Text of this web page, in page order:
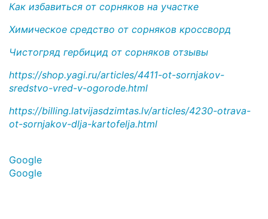
Как избавиться от сорняков на участке
Химическое средство от сорняков кроссворд
Чистогряд гербицид от сорняков отзывы
https://shop.yagi.ru/articles/4411-ot-sornjakov-
sredstvo-vred-v-ogorode.html
https://billing.latvijasdzimtas.lv/articles/4230-otrava-
ot-sornjakov-dlja-kartofelja.html
Google
Google